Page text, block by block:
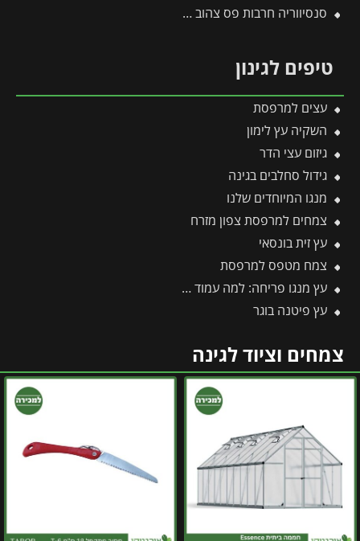
סנסיווריה חרבות פס צהוב 10 ליטר
טיפים לגינון
עצים למרפסת
השקיה עץ לימון
גיזום עצי הדר
גידול סחלבים בגינה
מנגו המיוחדים שלנו
צמחים למרפסת צפון מזרח
עץ זית בונסאי
צמח מטפס למרפסת
עץ מנגו פריחה: למה עמוד פריחה עם אלפי פרחים מניב רק פירות בודדים?
עץ פיטנה בוגר
צמחים וציוד לגינה